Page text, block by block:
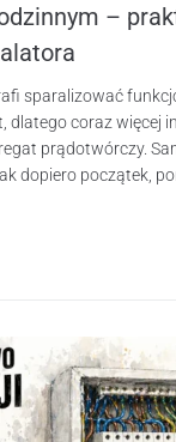
–
sparalizować
dlatego coraz więcej
prądotwórczy.
dopiero początek,